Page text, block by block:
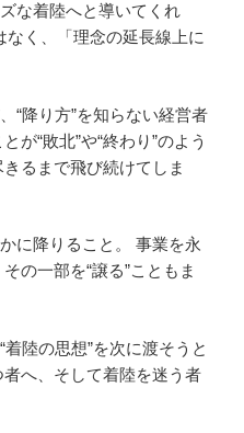
な着陸へと導いてくれ
く、「理念の延長線上に
“降り方”を知らない経営者
が“敗北”や“終わり”のよう
るまで飛び続けてしま
に降りること。 事業を永
の一部を“譲る”こともま
陸の思想”を次に渡そうと
へ、そして着陸を迷う者